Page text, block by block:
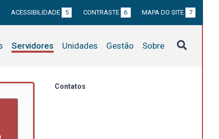
ACESSIBILIDADE 5 CONTRASTE 6 MAPA DO SITE 7
Servidores Unidades Gestão Sobre
Contatos